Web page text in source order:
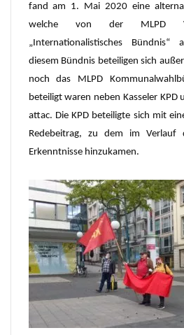
fand am 1. Mai 2020 eine
welche von der MLPD
„Internationalistisches
diesem Bündnis beteil igen sich
noch das
MLPD
beteiligt waren neben KasselerKPD
attac. Die KPD beteiligte sich mit
Redebeitrag, zu dem im Verlauf
Erkenntnisse hinzukamen.